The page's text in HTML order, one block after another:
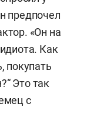
предпочел
«Он на
Как
покупать
Это так
с